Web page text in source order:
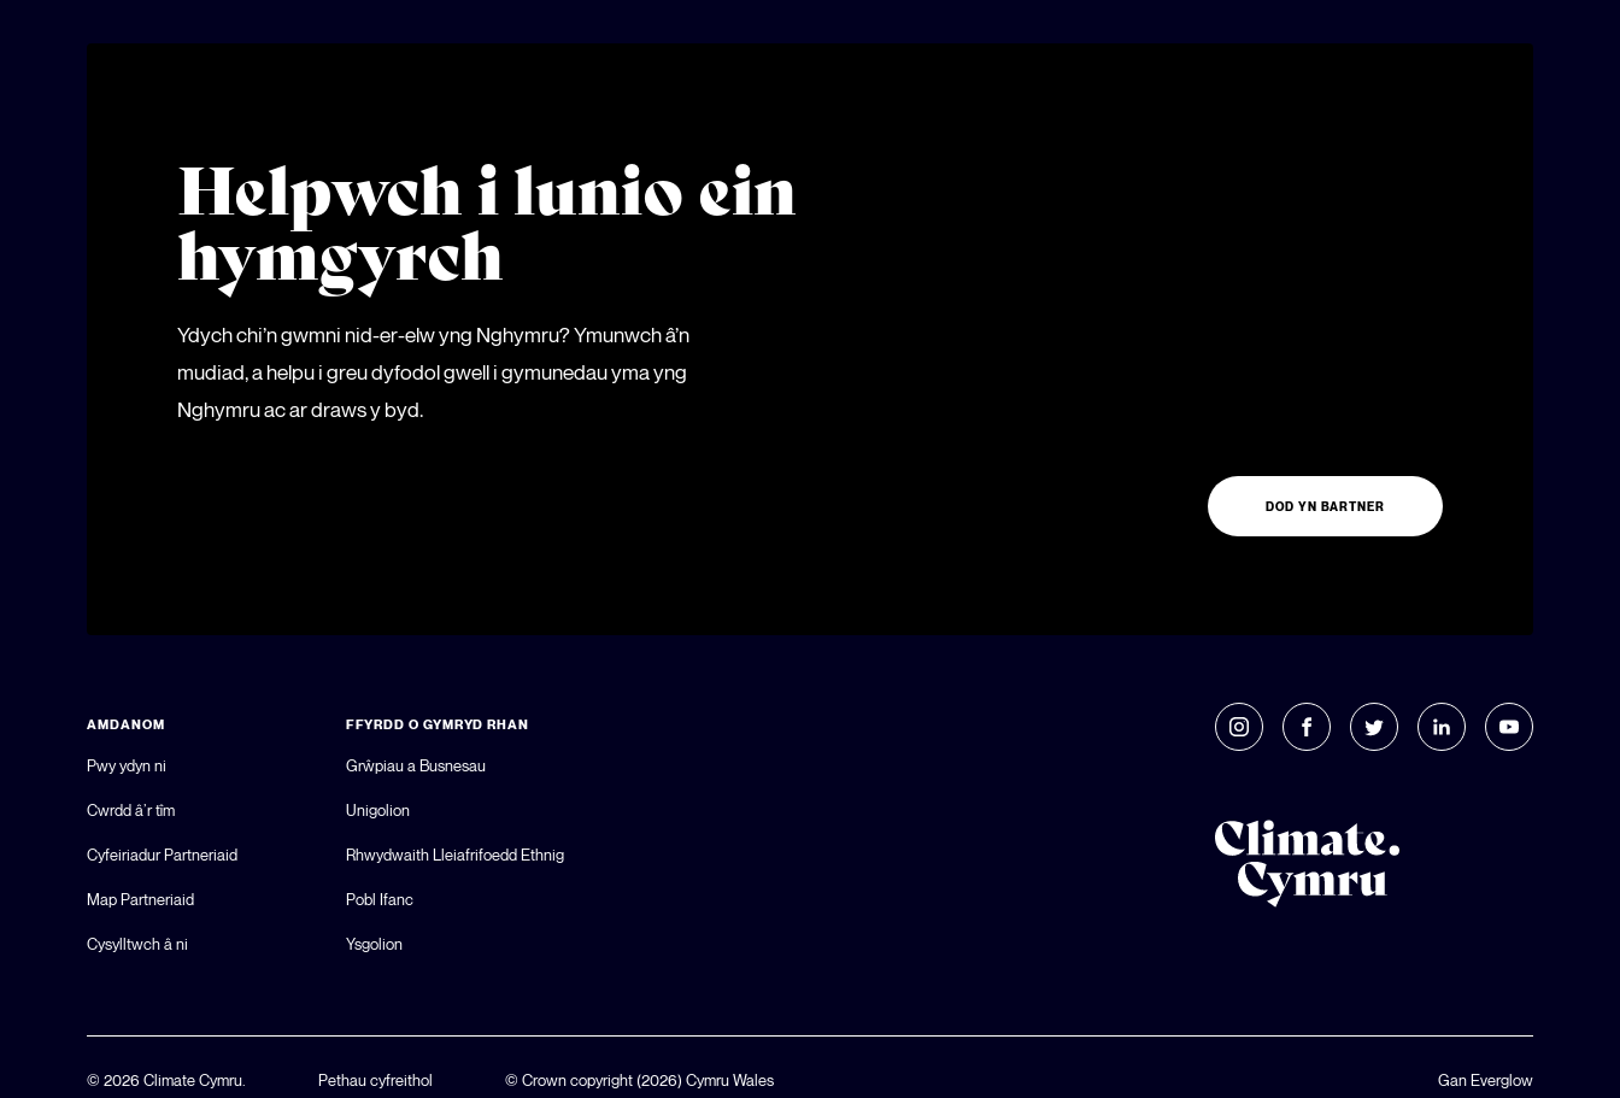
Helpwch i lunio ein
hymgyrch
Ydych chi’n gwmni nid-er-elw yng Nghymru? Ymunwch â’n
mudiad, a helpu i greu dyfodol gwell i gymunedau yma yng
Nghymru ac ar draws y byd.
DOD YN BARTNER
AMDANOM
Pwy ydyn ni
Cwrdd â’r tîm
Cyfeiriadur Partneriaid
Map Partneriaid
Cysylltwch â ni
FFYRDD O GYMRYD RHAN
Grŵpiau a Busnesau
Unigolion
Rhwydwaith Lleiafrifoedd Ethnig
Pobl Ifanc
Ysgolion
© 2026 Climate Cymru. Pethau cyfreithol © Crown copyright (2026) Cymru Wales Gan Everglow